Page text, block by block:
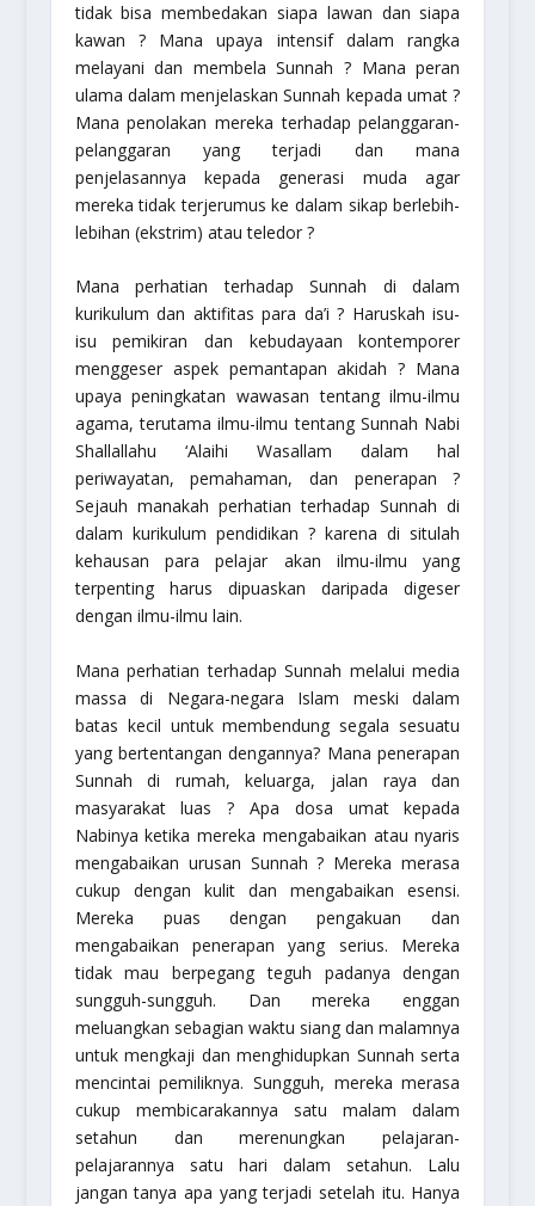
tidak bisa membedakan siapa lawan dan siapa
kawan ? Mana upaya intensif dalam rangka
melayani dan membela Sunnah ? Mana peran
ulama dalam menjelaskan Sunnah kepada umat ?
Mana penolakan mereka terhadap pelanggaran-
pelanggaran yang terjadi dan mana
penjelasannya kepada generasi muda agar
mereka tidak terjerumus ke dalam sikap berlebih-
lebihan (ekstrim) atau teledor ?
Mana perhatian terhadap Sunnah di dalam
kurikulum dan aktifitas para da’i ? Haruskah isu-
isu pemikiran dan kebudayaan kontemporer
menggeser aspek pemantapan akidah ? Mana
upaya peningkatan wawasan tentang ilmu-ilmu
agama, terutama ilmu-ilmu tentang Sunnah Nabi
Shallallahu ‘Alaihi Wasallam dalam hal
periwayatan, pemahaman, dan penerapan ?
Sejauh manakah perhatian terhadap Sunnah di
dalam kurikulum pendidikan ? karena di situlah
kehausan para pelajar akan ilmu-ilmu yang
terpenting harus dipuaskan daripada digeser
dengan ilmu-ilmu lain.
Mana perhatian terhadap Sunnah melalui media
massa di Negara-negara Islam meski dalam
batas kecil untuk membendung segala sesuatu
yang bertentangan dengannya? Mana penerapan
Sunnah di rumah, keluarga, jalan raya dan
masyarakat luas ? Apa dosa umat kepada
Nabinya ketika mereka mengabaikan atau nyaris
mengabaikan urusan Sunnah ? Mereka merasa
cukup dengan kulit dan mengabaikan esensi.
Mereka puas dengan pengakuan dan
mengabaikan penerapan yang serius. Mereka
tidak mau berpegang teguh padanya dengan
sungguh-sungguh. Dan mereka enggan
meluangkan sebagian waktu siang dan malamnya
untuk mengkaji dan menghidupkan Sunnah serta
mencintai pemiliknya. Sungguh, mereka merasa
cukup membicarakannya satu malam dalam
setahun dan merenungkan pelajaran-
pelajarannya satu hari dalam setahun. Lalu
jangan tanya apa yang terjadi setelah itu. Hanya